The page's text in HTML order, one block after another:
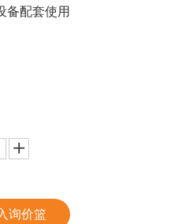
备配套使用
询价篮